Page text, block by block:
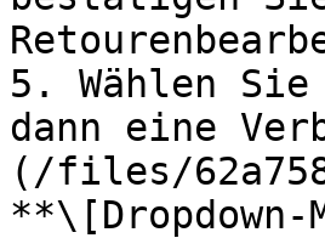
5. Wählen
dann eine
(/files/
**\[Dropdown-